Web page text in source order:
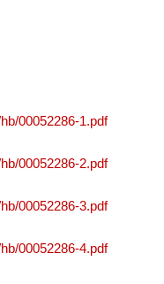
00052286-1.pdf
00052286-2.pdf
00052286-3.pdf
00052286-4.pdf